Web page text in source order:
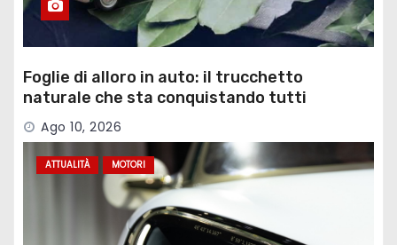
Foglie di alloro in auto: il trucchetto
naturale che sta conquistando tutti
Ago 10, 2026
ATTUALITÀ MOTORI